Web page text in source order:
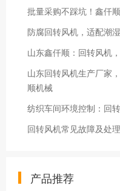
批量采购不踩坑！鑫仟
防腐回转风机，适配潮
山东鑫仟顺：回转风机
山东回转风机生产厂家
顺机械
纺织车间环境控制：回
回转风机常见故障及处
产品推荐